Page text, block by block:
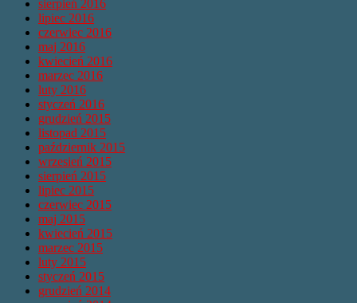
sierpień 2016
lipiec 2016
czerwiec 2016
maj 2016
kwiecień 2016
marzec 2016
luty 2016
styczeń 2016
grudzień 2015
listopad 2015
październik 2015
wrzesień 2015
sierpień 2015
lipiec 2015
czerwiec 2015
maj 2015
kwiecień 2015
marzec 2015
luty 2015
styczeń 2015
grudzień 2014